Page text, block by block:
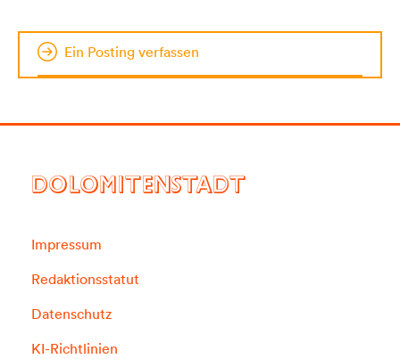
Ein Posting verfassen
DOLOMITENSTADT
Impressum
Redaktionsstatut
Datenschutz
KI-Richtlinien